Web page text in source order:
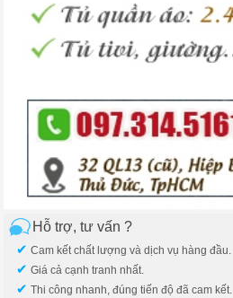
Hỗ trợ, tư vấn ?
✔ Cam kết chất lượng và dịch vụ hàng đầu.
✔ Giá cả cạnh tranh nhất.
✔ Thi công nhanh, đúng tiến độ đã cam kết.